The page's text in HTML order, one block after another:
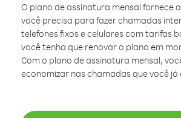
O plano de assinatura mensal fornece
você precisa para fazer chamadas
telefones fixos e celulares com tarifas
você tenha que renovar o plano em
Com o plano de assinatura mensal,
economizar nas chamadas que você já